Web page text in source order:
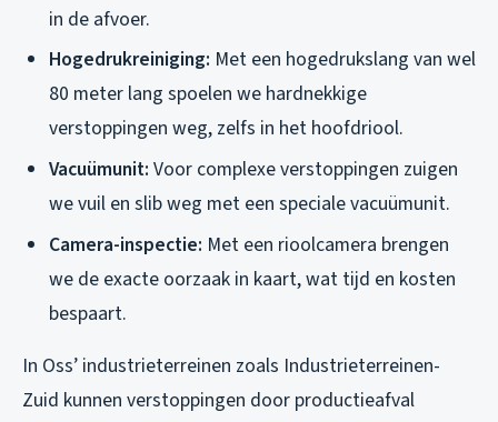
in de afvoer.
Hogedrukreiniging: Met een hogedrukslang van wel
80 meter lang spoelen we hardnekkige
verstoppingen weg, zelfs in het hoofdriool.
Vacuümunit: Voor complexe verstoppingen zuigen
we vuil en slib weg met een speciale vacuümunit.
Camera-inspectie: Met een rioolcamera brengen
we de exacte oorzaak in kaart, wat tijd en kosten
bespaart.
In Oss’ industrieterreinen zoals Industrieterreinen-
Zuid kunnen verstoppingen door productieafval